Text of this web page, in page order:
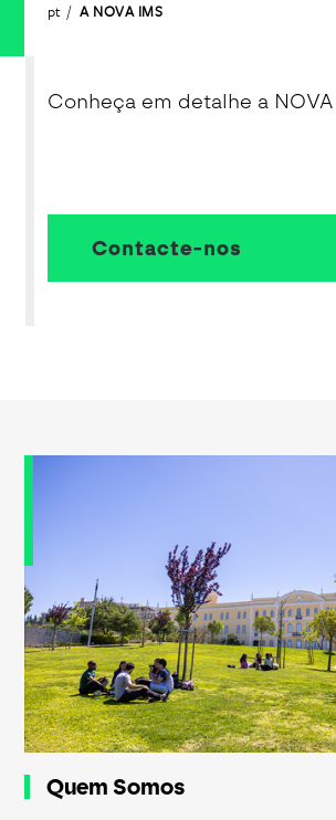
pt A NOVA IMS
Conheça em detalhe a NOVA
Contacte-nos
Quem Somos